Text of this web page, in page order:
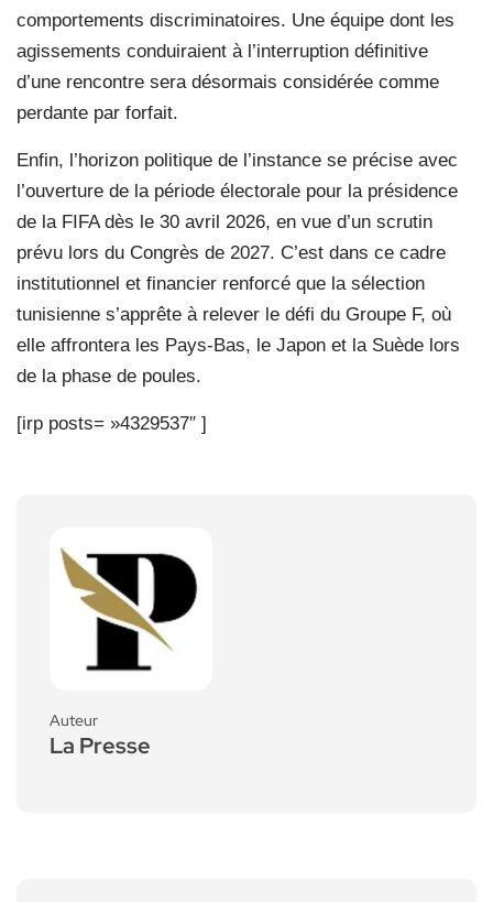
comportements discriminatoires. Une équipe dont les
agissements conduiraient à l’interruption définitive
d’une rencontre sera désormais considérée comme
perdante par forfait.
Enfin, l’horizon politique de l’instance se précise avec
l’ouverture de la période électorale pour la présidence
de la FIFA dès le 30 avril 2026, en vue d’un scrutin
prévu lors du Congrès de 2027. C’est dans ce cadre
institutionnel et financier renforcé que la sélection
tunisienne s’apprête à relever le défi du Groupe F, où
elle affrontera les Pays-Bas, le Japon et la Suède lors
de la phase de poules.
[irp posts= »4329537″ ]
Auteur
La Presse